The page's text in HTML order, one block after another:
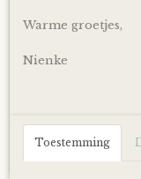
Warme groetjes,
Nienke
Toestemming